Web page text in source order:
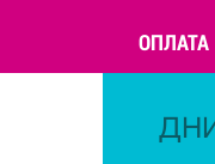
ОПЛАТА